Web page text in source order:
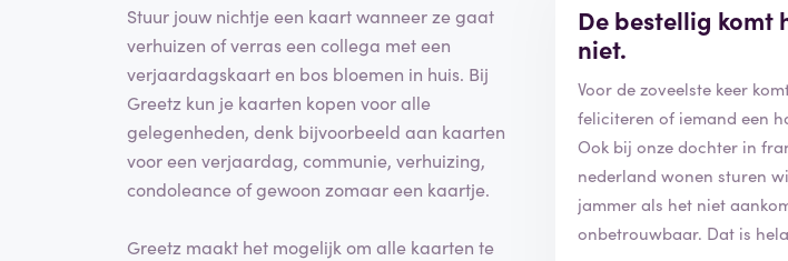
Stuur jouw nichtje een kaart wanneer ze gaat
verhuizen of verras een collega met een
verjaardagskaart en bos bloemen in huis. Bij
Greetz kun je kaarten kopen voor alle
gelegenheden, denk bijvoorbeeld aan kaarten
voor een verjaardag, communie, verhuizing,
condoleance of gewoon zomaar een kaartje.
Greetz maakt het mogelijk om alle kaarten te
De bestellig
niet.
Voor de zoveelste keer
feliciteren of iemand een
Ook bij onze dochter in
nederland wonen sturen
jammer als het niet
onbetrouwbaar. Dat is